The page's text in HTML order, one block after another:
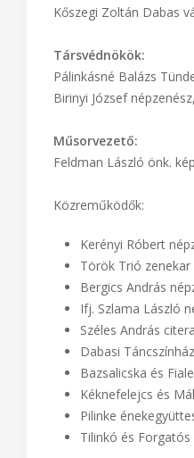
Kőszegi Zoltán Dabas
Társvédnökök:
Pálinkásné Balázs
Birinyi József
Műsorvezető:
Feldman László önk.
Közreműködők:
Kerényi Róbert
Török Trió zenekar
Bergics András
Ifj. Szlama László
Széles András
Dabasi Táncszínház
Bazsalicska és
Kéknefelejcs és
Pilinke
Tilinkó és